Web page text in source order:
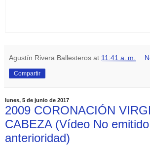
Agustín Rivera Ballesteros at 11:41 a. m.
Compartir
lunes, 5 de junio de 2017
2009 CORONACIÓN
CABEZA (Vídeo No
anterioridad)